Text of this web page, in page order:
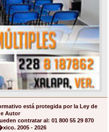
está protegida por la Ley de
Autor
contratar al: 01 800 55 29 870
2005 - 2026